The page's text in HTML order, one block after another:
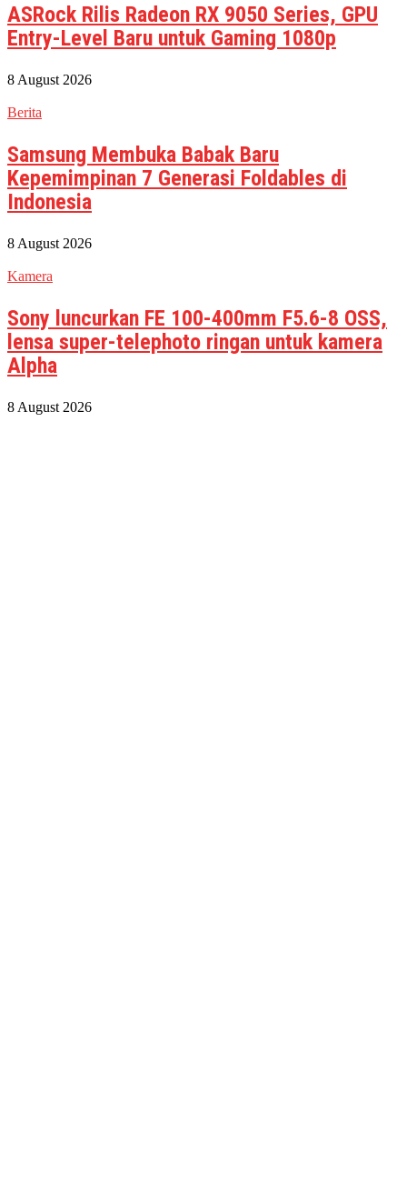
ASRock Rilis Radeon RX 9050 Series, GPU
Entry-Level Baru untuk Gaming 1080p
8 August 2026
Berita
Samsung Membuka Babak Baru
Kepemimpinan 7 Generasi Foldables di
Indonesia
8 August 2026
Kamera
Sony luncurkan FE 100-400mm F5.6-8 OSS,
lensa super-telephoto ringan untuk kamera
Alpha
8 August 2026